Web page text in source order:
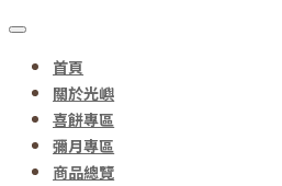
首頁
關於光嶼
喜餅專區
彌月專區
商品總覽